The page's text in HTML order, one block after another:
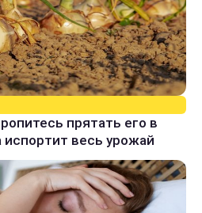
прятать его в
весь урожай